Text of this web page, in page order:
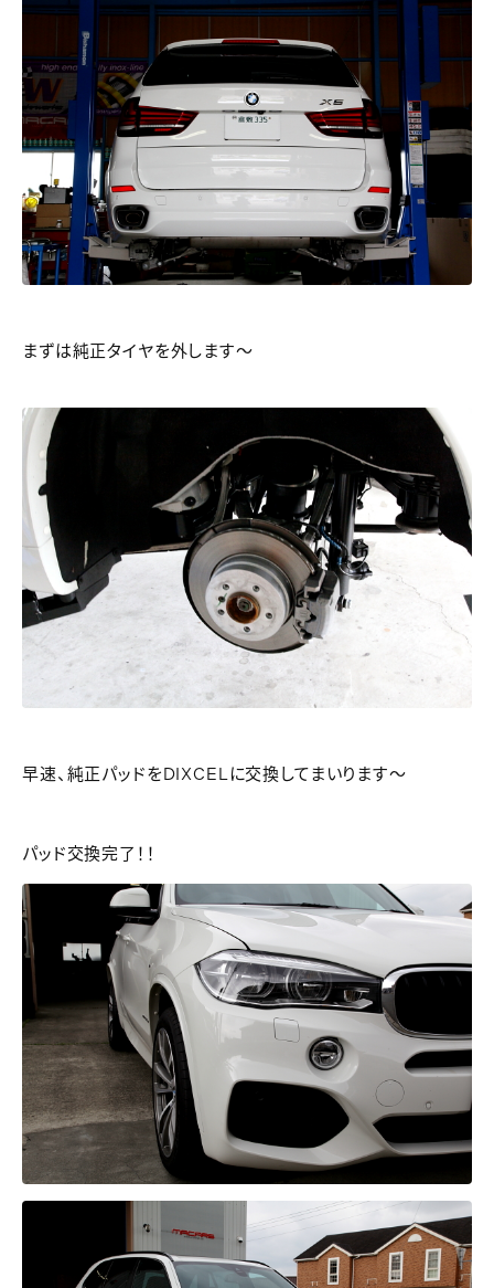
まずは純正タイヤを外します～
早速、純正パッドをDIXCELに交換してまいります～
パッド交換完了！！